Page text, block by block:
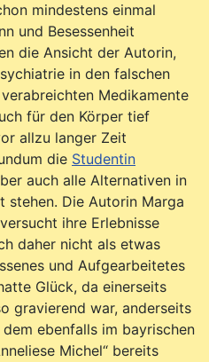
mindestens einmal
und Besessenheit
die Ansicht der Autorin,
in den falschen
Medikamente
für den Körper tief
allzu langer Zeit
die Studentin
auch alle Alternativen in
stehen. Die Autorin Marga
ihre Erlebnisse
daher nicht als etwas
und Aufgearbeitetes
Glück, da einerseits
gravierend war, anderseits
ebenfalls im bayrischen
Michel“ bereits